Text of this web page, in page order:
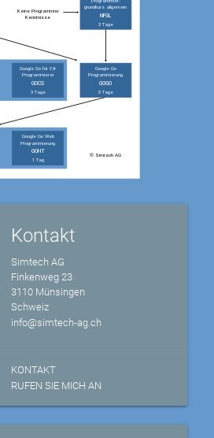
Kontakt
Simtech AG
Finkenweg 23
3110 Münsingen
Schweiz
info@simtech-ag.ch
KONTAKT
RUFEN SIE MICH AN